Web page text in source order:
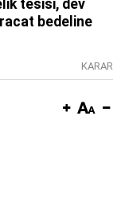
tesisi, dev
bedeline
KARAR